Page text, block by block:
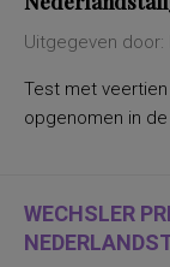
Uitgegeven door:
Test met
opgenomen in de
WECHSLER